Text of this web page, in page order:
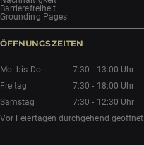
Barrierefreiheit
Grounding Pages
ÖFFNUNGSZEITEN
Mo. bis Do. 7:30 - 13:00 Uhr
Freitag
7:30 - 18:00 Uhr
Samstag
7:30 - 12:30 Uhr
Vor Feiertagen durchgehend geöffnet.